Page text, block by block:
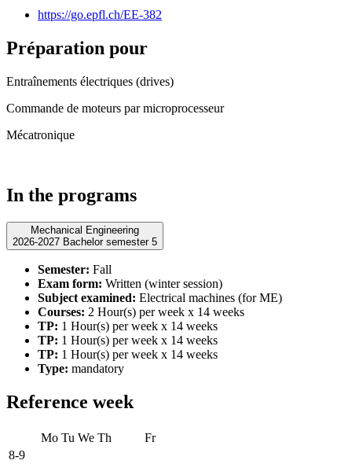
https://go.epfl.ch/EE-382
Préparation pour
Entraînements électriques (drives)
Commande de moteurs par microprocesseur
Mécatronique
In the programs
Mechanical Engineering
2026-2027 Bachelor semester 5
Semester: Fall
Exam form: Written (winter session)
Subject examined: Electrical machines (for ME)
Courses: 2 Hour(s) per week x 14 weeks
TP: 1 Hour(s) per week x 14 weeks
TP: 1 Hour(s) per week x 14 weeks
TP: 1 Hour(s) per week x 14 weeks
Type: mandatory
Reference week
Mo Tu We Th
Fr
8-9